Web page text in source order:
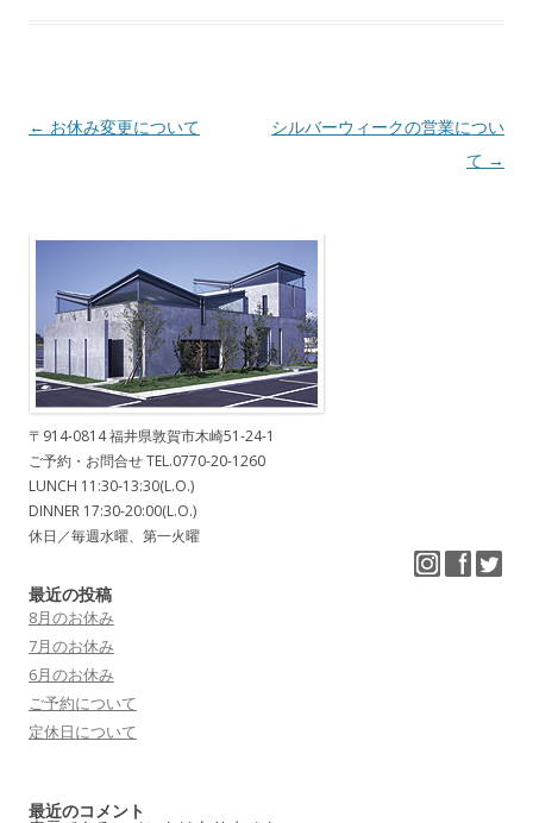
Post navigation
← お休み変更について
シルバーウィークの営業につい
て →
〒914-0814 福井県敦賀市木崎51-24-1
ご予約・お問合せ TEL.0770-20-1260
LUNCH 11:30-13:30(L.O.)
DINNER 17:30-20:00(L.O.)
休日／毎週水曜、第一火曜
最近の投稿
8月のお休み
7月のお休み
6月のお休み
ご予約について
定休日について
最近のコメント